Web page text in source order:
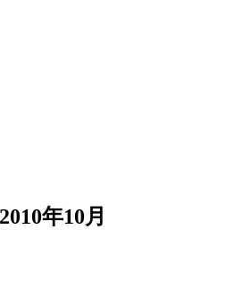
2010年10月